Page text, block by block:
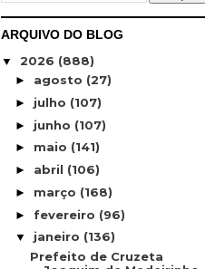
ARQUIVO DO BLOG
▼ 2026 (888)
► agosto (27)
► julho (107)
► junho (107)
► maio (141)
► abril (106)
► março (168)
► fevereiro (96)
▼ janeiro (136)
Prefeito de Cruzeta